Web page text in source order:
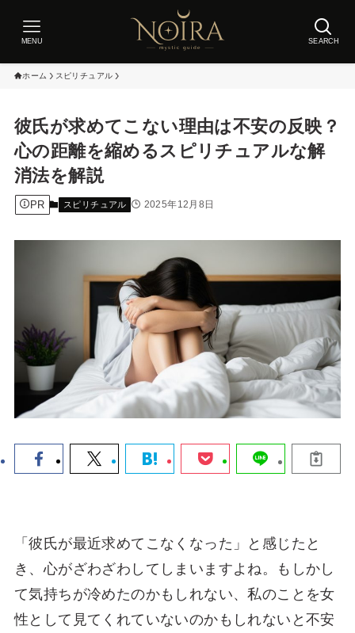
SEARCH
MENU
ホーム スピリチュアル
彼氏が求めてこない理由は不安の反映？
心の距離を縮めるスピリチュアルな解
消法を解説
PR スピリチュアル 2025年12月8日
「彼氏が最近求めてこなくなった」と感じたと
き、心がざわざわしてしまいますよね。もしかし
て気持ちが冷めたのかもしれない、私のことを女
性として見てくれていないのかもしれないと不安